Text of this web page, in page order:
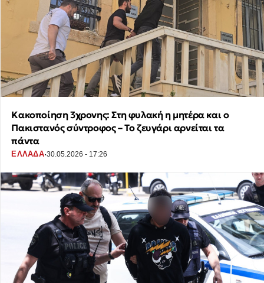
Κακοποίηση 3χρονης: Στη φυλακή η μητέρα και ο
Πακιστανός σύντροφος – Το ζευγάρι αρνείται τα
πάντα
ΕΛΛΑΔΑ·30.05.2026 - 17:26